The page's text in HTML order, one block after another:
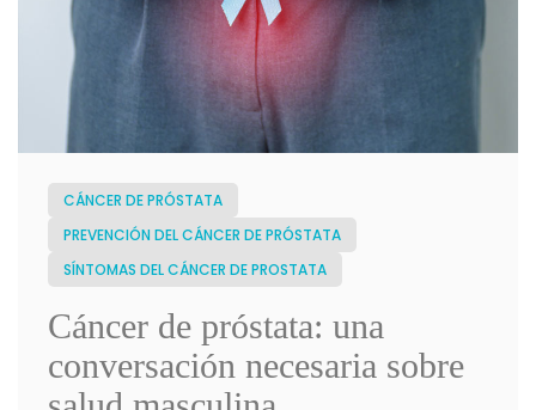
CÁNCER DE PRÓSTATA
PREVENCIÓN DEL CÁNCER DE PRÓSTATA
SÍNTOMAS DEL CÁNCER DE PROSTATA
Cáncer de próstata: una
conversación necesaria sobre